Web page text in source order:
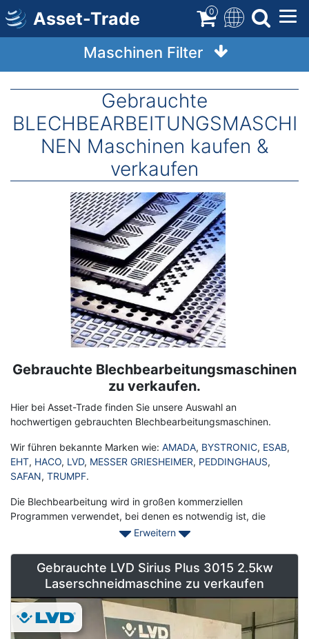
Direkt
zum
Inhalt
Asset-Trade 0
Maschinen Filter
Gebrauchte
BLECHBEARBEITUNGSMASCHI
NEN Maschinen kaufen &
verkaufen
Term
Gebrauchte Blechbearbeitungsmaschinen
zu verkaufen.
Hier bei Asset-Trade finden Sie unsere Auswahl an
hochwertigen gebrauchten Blechbearbeitungsmaschinen.
Wir führen bekannte Marken wie: AMADA, BYSTRONIC, ESAB,
EHT, HACO, LVD, MESSER GRIESHEIMER, PEDDINGHAUS,
SAFAN, TRUMPF.
Die Blechbearbeitung wird in großen kommerziellen
Programmen verwendet, bei denen es notwendig ist, die
Materialien in verschiedenen Designs zu schneiden, zu falten,
einzigartigen kommerziellen Blechbearbeitung mit
verschiedenen Designs und Funktionen, um die Verdrehen,
Reduzieren und Schieben Bedürfnisse für viele Bereiche zu
erfüllen. Einige der Blechbearbeitungsvorrichtungen sind mit
zwei Stützbalken und einem Bett in der Mitte für Gas- oder
technische Spannvorrichtungen zum Verdrehen von hartem
Erweitern
Gebrauchte LVD Sirius Plus 3015 2.5kw
Laserschneidmaschine zu verkaufen